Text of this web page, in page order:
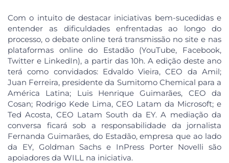
Com o intuito de destacar iniciativas bem-sucedidas e
entender as dificuldades enfrentadas ao longo do
processo, o debate online terá transmissão no site e nas
plataformas online do Estadão (YouTube, Facebook,
Twitter e LinkedIn), a partir das 10h. A edição deste ano
terá como convidados: Edvaldo Vieira, CEO da Amil;
Juan Ferreira, presidente da Sumitomo Chemical para a
América Latina; Luis Henrique Guimarães, CEO da
Cosan; Rodrigo Kede Lima, CEO Latam da Microsoft; e
Ted Acosta, CEO Latam South da EY. A mediação da
conversa ficará sob a responsabilidade da jornalista
Fernanda Guimarães, do Estadão, empresa que ao lado
da EY, Goldman Sachs e InPress Porter Novelli são
apoiadores da WILL na iniciativa.